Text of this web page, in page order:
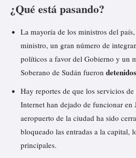
¿Qué está pasando?
La mayoría de los ministros del
ministro, un gran número de
políticos a favor del Gobierno y un
Soberano de Sudán fueron detenidos
Hay reportes de que los servicios
Internet han dejado de funcionar en
aeropuerto de la ciudad ha sido
bloqueado las entradas a la capital,
principales.